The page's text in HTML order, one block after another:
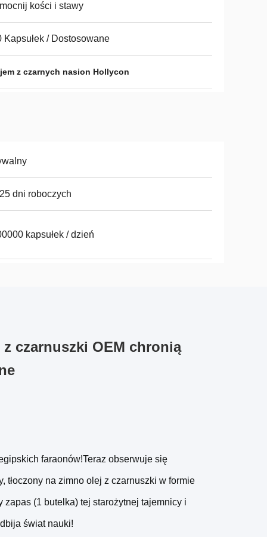
kości i stawy
Kapsułek / Dostosowane
z czarnych nasion Hollycon
dni roboczych
kapsułek / dzień
czarnuszki OEM chronią
faraonów!Teraz obserwuje się
na zimno olej z czarnuszki w formie
(1 butelka) tej starożytnej tajemnicy i
świat nauki!